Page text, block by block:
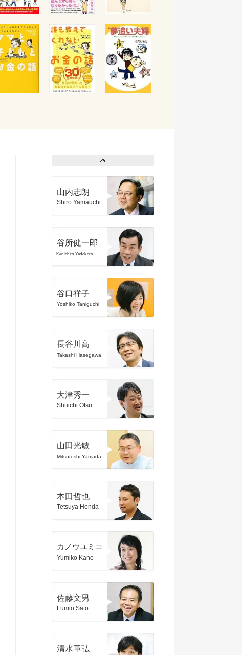
山内志朗
Shiro Yamauchi
谷所健一郎
Kenichiro Yadokoro
谷口祥子
Yoshiko Taniguchi
長谷川高
Takashi Hasegawa
大津秀一
Shuichi Otsu
山田光敏
Mitsutoshi Yamada
本田哲也
Tetsuya Honda
カノウユミコ
Yumiko Kano
佐藤文男
Fumio Sato
清水章弘